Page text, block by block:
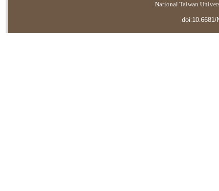
National Taiwan
doi:10.6681/